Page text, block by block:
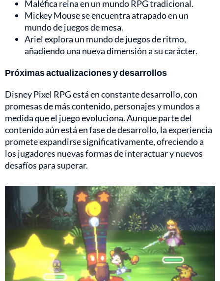
Maléfica reina en un mundo RPG tradicional.
Mickey Mouse se encuentra atrapado en un
mundo de juegos de mesa.
Ariel explora un mundo de juegos de ritmo,
añadiendo una nueva dimensión a su carácter.
Próximas actualizaciones y desarrollos
Disney Pixel RPG está en constante desarrollo, con
promesas de más contenido, personajes y mundos a
medida que el juego evoluciona. Aunque parte del
contenido aún está en fase de desarrollo, la experiencia
promete expandirse significativamente, ofreciendo a
los jugadores nuevas formas de interactuar y nuevos
desafíos para superar.